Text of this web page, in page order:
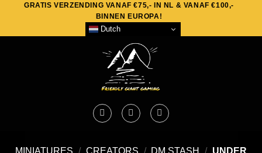
content
GRATIS VERZENDING VANAF €75,- IN NL & VANAF €100,-
BINNEN EUROPA!
Dutch
MINIATURES / CREATORS / DM STASH / UNDER